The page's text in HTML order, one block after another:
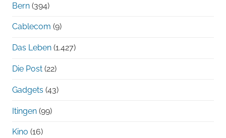
Bern (394)
Cablecom (9)
Das Leben (1.427)
Die Post (22)
Gadgets (43)
Itingen (99)
Kino (16)